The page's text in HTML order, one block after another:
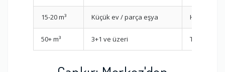
15-20 m³ Küçük ev / parça eşya Hızlı ve
50+ m³ 3+1 ve üzeri Tek